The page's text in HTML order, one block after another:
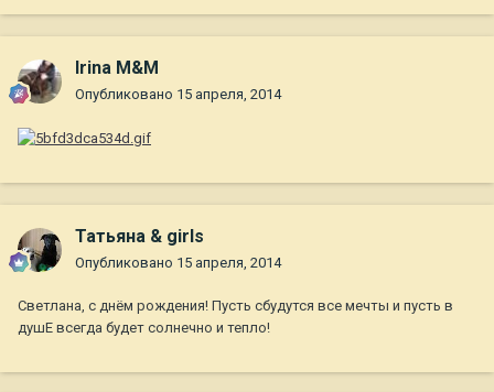
Irina M&M
Опубликовано 15 апреля, 2014
Татьяна & girls
Опубликовано 15 апреля, 2014
Светлана, с днём рождения! Пусть сбудутся все мечты и пусть в
душЕ всегда будет солнечно и тепло!